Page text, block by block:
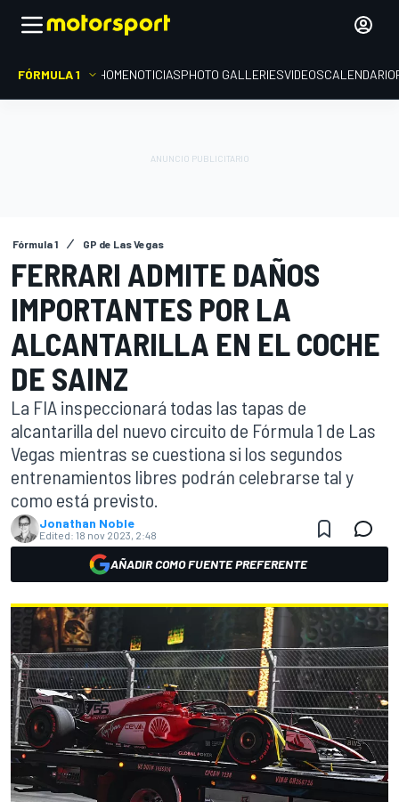
FÓRMULA 1 HOMENOTICIASPHOTO GALLERIESVIDEOSCALENDARIO
Fórmula 1 GP de Las Vegas
FERRARI ADMITE DAÑOS
IMPORTANTES POR LA
ALCANTARILLA EN EL COCHE
DE SAINZ
La FIA inspeccionará todas las tapas de
alcantarilla del nuevo circuito de Fórmula 1 de Las
Vegas mientras se cuestiona si los segundos
entrenamientos libres podrán celebrarse tal y
como está previsto.
Jonathan Noble
Edited: 18 nov 2023, 2:48
AÑADIR COMO FUENTE PREFERENTE